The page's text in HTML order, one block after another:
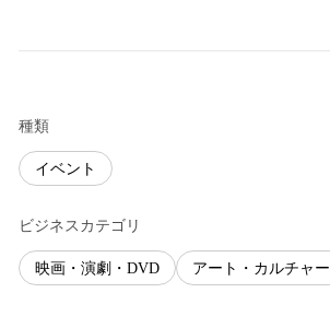
種類
イベント
ビジネスカテゴリ
映画・演劇・DVD アート・カルチャー